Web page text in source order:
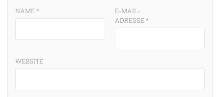
NAME*
E-MAIL-
ADRESSE*
WEBSITE